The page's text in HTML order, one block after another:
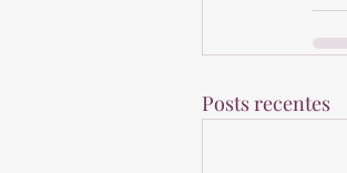
Posts recentes